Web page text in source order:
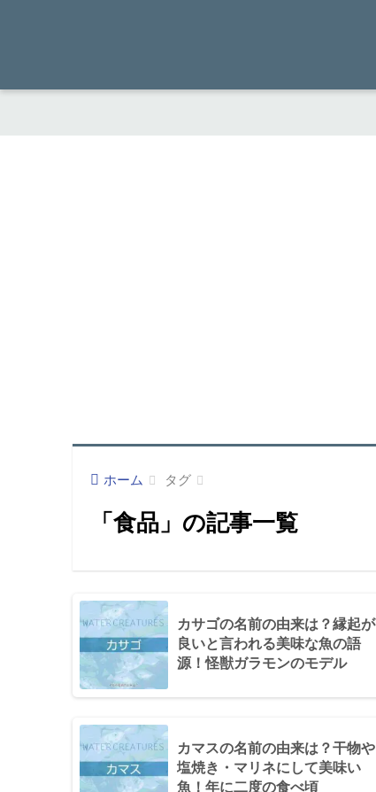
ホーム タグ
「食品」の記事一覧
カサゴの名前の由来は？縁起が
良いと言われる美味な魚の語
源！怪獣ガラモンのモデル
カマスの名前の由来は？干物や
塩焼き・マリネにして美味い
魚！年に二度の食べ頃